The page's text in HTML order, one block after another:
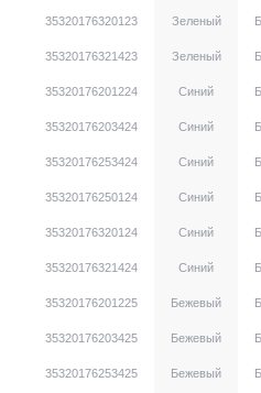
35320176320123 Зеленый
35320176321423 Зеленый
35320176201224 Синий
35320176203424 Синий
35320176253424 Синий
35320176250124 Синий
35320176320124 Синий
35320176321424 Синий
35320176201225 Бежевый
35320176203425 Бежевый
35320176253425 Бежевый